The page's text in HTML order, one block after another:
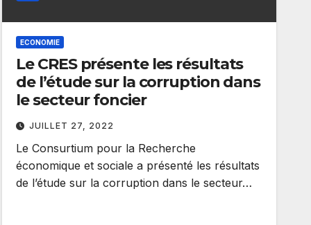
ECONOMIE
Le CRES présente les résultats
de l’étude sur la corruption dans
le secteur foncier
JUILLET 27, 2022
Le Consurtium pour la Recherche
économique et sociale a présenté les résultats
de l’étude sur la corruption dans le secteur…